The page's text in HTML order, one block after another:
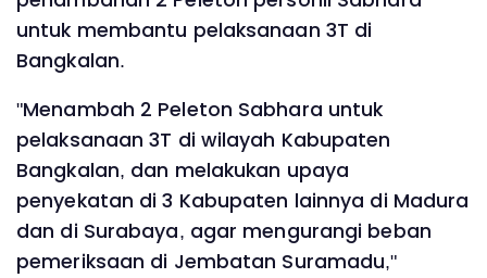
untuk membantu pelaksanaan 3T di
Bangkalan.
"Menambah 2 Peleton Sabhara untuk
pelaksanaan 3T di wilayah Kabupaten
Bangkalan, dan melakukan upaya
penyekatan di 3 Kabupaten lainnya di Madura
dan di Surabaya, agar mengurangi beban
pemeriksaan di Jembatan Suramadu,"